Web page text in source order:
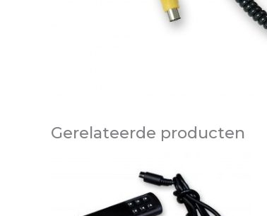
Gerelateerde producten